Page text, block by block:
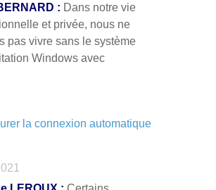
: Dans notre vie
et privée, nous ne
pas vivre sans le système
Windows avec
la connexion automatique